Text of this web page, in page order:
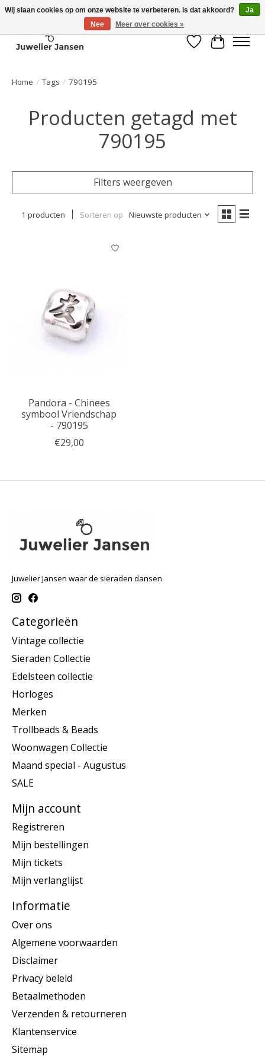
Verlanglijst
Home / Tags / 790195
Producten getagd met
790195
Filters weergeven
1 producten Sorteren op Nieuwste producten
Pandora - Chinees
symbool Vriendschap
- 790195
€29,00
Juwelier Jansen waar de sieraden dansen
Categorieën
Vintage collectie
Sieraden Collectie
Edelsteen collectie
Horloges
Merken
Trollbeads & Beads
Woonwagen Collectie
Maand special - Augustus
SALE
Mijn account
Registreren
Mijn bestellingen
Mijn tickets
Mijn verlanglijst
Informatie
Over ons
Algemene voorwaarden
Disclaimer
Privacy beleid
Betaalmethoden
Verzenden & retourneren
Klantenservice
Sitemap
Wij slaan cookies op om onze website te verbeteren. Is dat akkoord?
Ja
Nee
Meer over cookies »